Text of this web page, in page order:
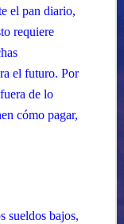
el pan diario,
requiere
el futuro. Por
de lo
cómo pagar,
sueldos bajos,